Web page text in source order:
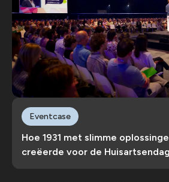
Hoe 1931 met slimme
creëerde voor de
Eventcase